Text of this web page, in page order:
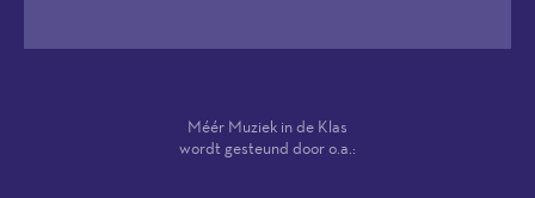
Méér Muziek in de Klas
wordt gesteund door o.a.: